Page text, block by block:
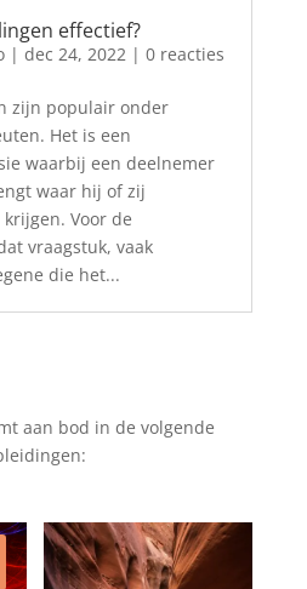
effectief?
| dec 24, 2022 | 0 reacties
zijn populair onder
Het is een
waarbij een deelnemer
waar hij of zij
Voor de
vraagstuk, vaak
die het...
aan bod in de volgende